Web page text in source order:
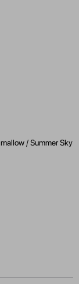
/ Summer Sky